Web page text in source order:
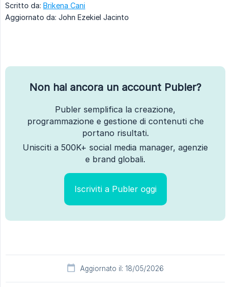
Scritto da: Brikena Cani
Aggiornato da: John Ezekiel Jacinto
Non hai ancora un account Publer?
Publer semplifica la creazione,
programmazione e gestione di contenuti che
portano risultati.
Unisciti a 500K+ social media manager, agenzie
e brand globali.
Iscriviti a Publer oggi
Aggiornato il: 18/05/2026